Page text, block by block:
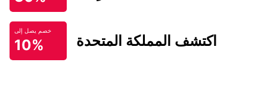
خصم يصل إلى
10% اكتشف المملكة المتحدة